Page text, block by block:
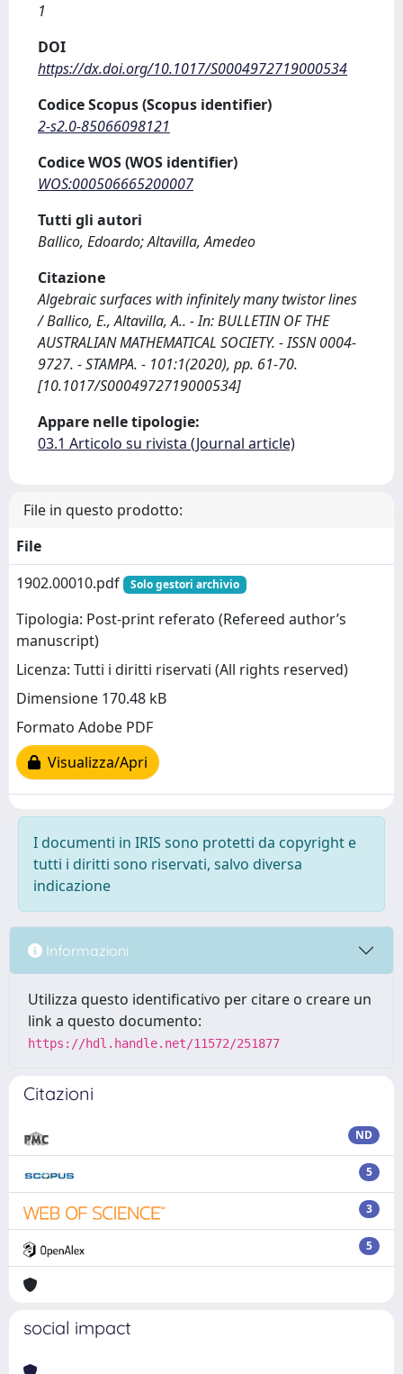
1
DOI
https://dx.doi.org/10.1017/S0004972719000534
Codice Scopus (Scopus identifier)
2-s2.0-85066098121
Codice WOS (WOS identifier)
WOS:000506665200007
Tutti gli autori
Ballico, Edoardo; Altavilla, Amedeo
Citazione
Algebraic surfaces with infinitely many twistor lines
/ Ballico, E., Altavilla, A.. - In: BULLETIN OF THE
AUSTRALIAN MATHEMATICAL SOCIETY. - ISSN 0004-
9727. - STAMPA. - 101:1(2020), pp. 61-70.
[10.1017/S0004972719000534]
Appare nelle tipologie:
03.1 Articolo su rivista (Journal article)
File in questo prodotto:
File
1902.00010.pdf
Solo gestori archivio
Tipologia: Post-print referato (Refereed author’s
manuscript)
Licenza: Tutti i diritti riservati (All rights reserved)
Dimensione 170.48 kB
Formato Adobe PDF
Visualizza/Apri
I documenti in IRIS sono protetti da copyright e
tutti i diritti sono riservati, salvo diversa
indicazione
Informazioni
Utilizza questo identificativo per citare o creare un
link a questo documento:
https://hdl.handle.net/11572/251877
Citazioni
ND
5
3
5
social impact